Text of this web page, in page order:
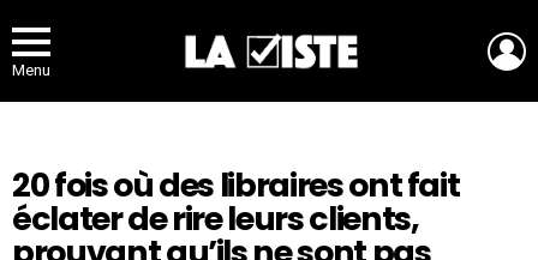
Menu
20 fois où des libraires ont fait
éclater de rire leurs clients,